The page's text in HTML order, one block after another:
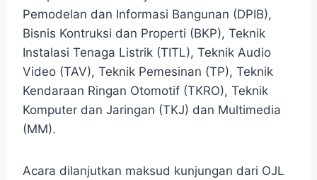
Pemodelan dan Informasi Bangunan (DPIB),
Bisnis Kontruksi dan Properti (BKP), Teknik
Instalasi Tenaga Listrik (TITL), Teknik Audio
Video (TAV), Teknik Pemesinan (TP), Teknik
Kendaraan Ringan Otomotif (TKRO), Teknik
Komputer dan Jaringan (TKJ) dan Multimedia
(MM).
Acara dilanjutkan maksud kunjungan dari OJL